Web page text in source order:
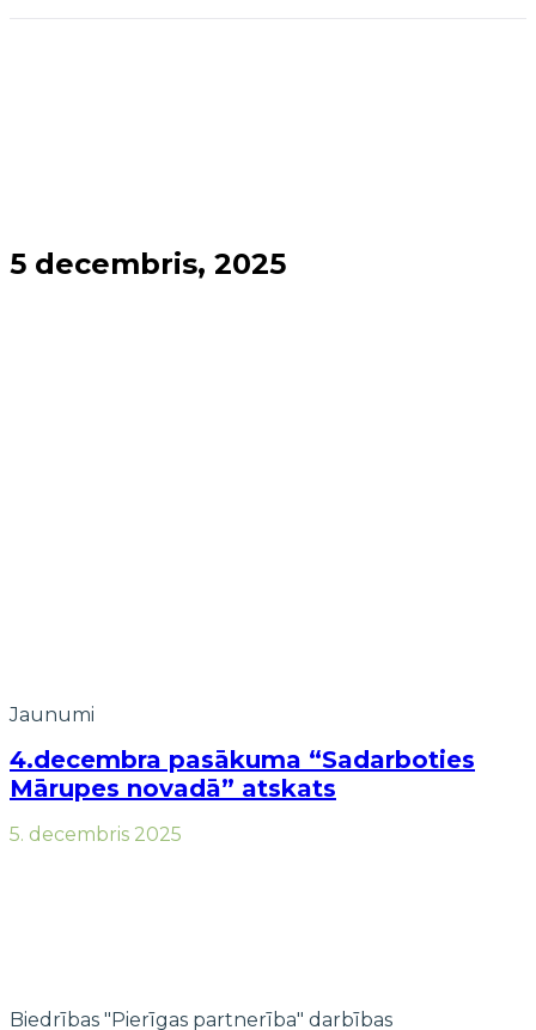
5 decembris, 2025
Jaunumi
4.decembra pasākuma “Sadarboties
Mārupes novadā” atskats
5. decembris 2025
Biedrības "Pierīgas partnerība" darbības